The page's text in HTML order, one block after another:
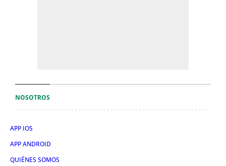
NOSOTROS
APP IOS
APP ANDROID
QUIÉNES SOMOS